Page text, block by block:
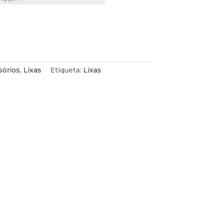
, Lixas Etiqueta: Lixas